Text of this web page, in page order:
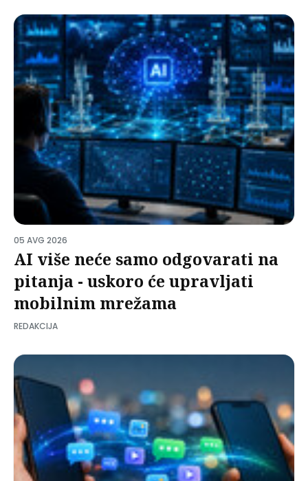
05 AVG 2026
AI više neće samo odgovarati na
pitanja - uskoro će upravljati
mobilnim mrežama
REDAKCIJA